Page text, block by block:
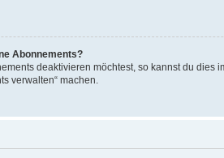
Abonnements?
deaktivieren möchtest, so kannst du dies
verwalten“ machen.